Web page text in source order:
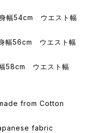
54cm ウエスト幅
56cm ウエスト幅
ウエスト幅
from Cotton
fabric